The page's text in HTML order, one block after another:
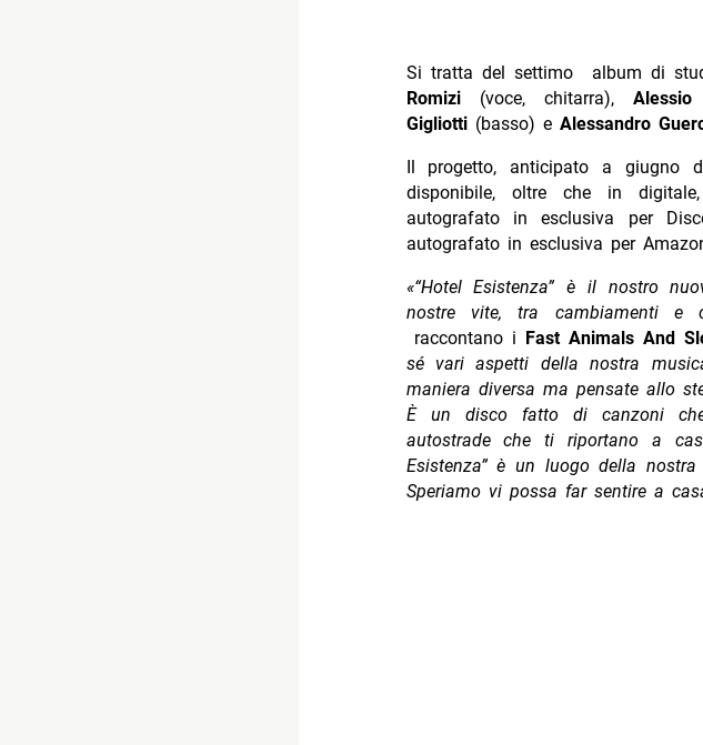
Si tratta del settimo album di
Romizi (voce, chitarra), Alessio
Gigliotti(basso) e Alessandro
Il progetto, anticipato a giugno
disponibile, oltre che in
autografato in esclusiva per
autografato in esclusiva per
«“Hotel Esistenza” è il nostro
nostre vite, tra cambiamenti e
raccontano i
Fast Animals And
sé vari aspetti della nostra
maniera diversa ma pensate allo
È un disco fatto di canzoni
autostrade che ti riportano a
Esistenza” è un luogo della
Speriamo vi possa far sentire a